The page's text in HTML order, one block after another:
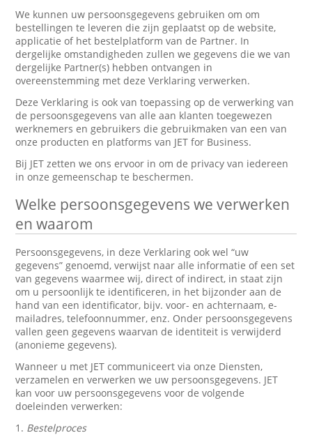
We kunnen uw persoonsgegevens gebruiken om om
bestellingen te leveren die zijn geplaatst op de website,
applicatie of het bestelplatform van de Partner. In
dergelijke omstandigheden zullen we gegevens die we van
dergelijke Partner(s) hebben ontvangen in
overeenstemming met deze Verklaring verwerken.
Deze Verklaring is ook van toepassing op de verwerking van
de persoonsgegevens van alle aan klanten toegewezen
werknemers en gebruikers die gebruikmaken van een van
onze producten en platforms van JET for Business.
Bij JET zetten we ons ervoor in om de privacy van iedereen
in onze gemeenschap te beschermen.
Welke persoonsgegevens we verwerken
en waarom
Persoonsgegevens, in deze Verklaring ook wel “uw
gegevens” genoemd, verwijst naar alle informatie of een set
van gegevens waarmee wij, direct of indirect, in staat zijn
om u persoonlijk te identificeren, in het bijzonder aan de
hand van een identificator, bijv. voor- en achternaam, e-
mailadres, telefoonnummer, enz. Onder persoonsgegevens
vallen geen gegevens waarvan de identiteit is verwijderd
(anonieme gegevens).
Wanneer u met JET communiceert via onze Diensten,
verzamelen en verwerken we uw persoonsgegevens. JET
kan voor uw persoonsgegevens voor de volgende
doeleinden verwerken:
1. Bestelproces